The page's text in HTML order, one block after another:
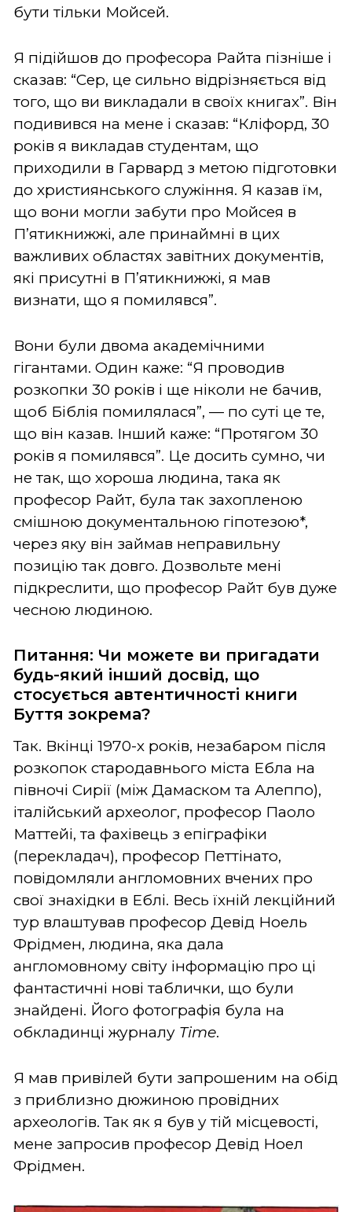
бути тільки Мойсей.
Я підійшов до професора Райта пізніше і
сказав: “Сер, це сильно відрізняється від
того, що ви викладали в своїх книгах”. Він
подивився на мене і сказав: “Кліфорд, 30
років я викладав студентам, що
приходили в Гарвард з метою підготовки
до християнського служіння. Я казав їм,
що вони могли забути про Мойсея в
П’ятикнижжі, але принаймні в цих
важливих областях завітних документів,
які присутні в П’ятикнижжі, я мав
визнати, що я помилявся”.
Вони були двома академічними
гігантами. Один каже: “Я проводив
розкопки 30 років і ще ніколи не бачив,
щоб Біблія помилялася”, — по суті це те,
що він казав. Інший каже: “Протягом 30
років я помилявся”. Це досить сумно, чи
не так, що хороша людина, така як
професор Райт, була так захопленою
смішною документальною гіпотезою*,
через яку він займав неправильну
позицію так довго. Дозвольте мені
підкреслити, що професор Райт був дуже
чесною людиною.
Питання: Чи можете ви пригадати
будь-який інший досвід, що
стосується автентичності книги
Буття зокрема?
Так. Вкінці 1970-х років, незабаром після
розкопок стародавнього міста Ебла на
півночі Сирії (між Дамаском та Алеппо),
італійський археолог, професор Паоло
Маттейі, та фахівець з епіграфіки
(перекладач), професор Петтінато,
повідомляли англомовних вчених про
свої знахідки в Еблі. Весь їхній лекційний
тур влаштував професор Девід Ноель
Фрідмен, людина, яка дала
англомовному світу інформацію про ці
фантастичні нові таблички, що були
знайдені. Його фотографія була на
обкладинці журналу Time.
Я мав привілей бути запрошеним на обід
з приблизно дюжиною провідних
археологів. Так як я був у тій місцевості,
мене запросив професор Девід Ноел
Фрідмен.